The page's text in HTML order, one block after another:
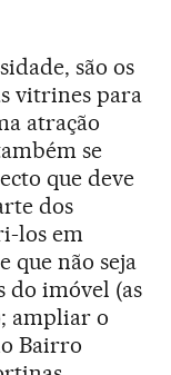
são os
vitrines para
atração
se
que deve
dos
los em
que não seja
do imóvel (as
ampliar o
Bairro